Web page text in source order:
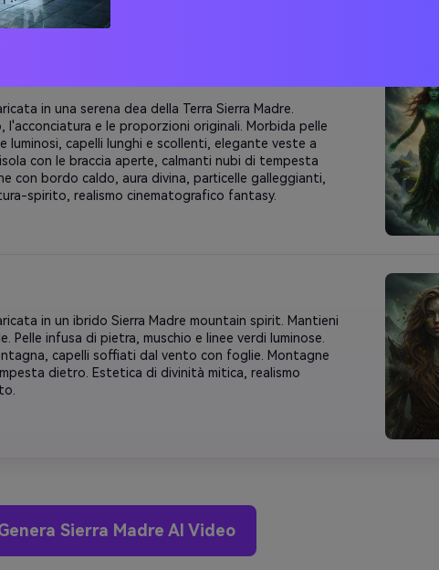
in una serena dea della Terra Sierra Madre.
l'acconciatura e le proporzioni originali. Morbida pelle
luminosi, capelli lunghi e scollenti, elegante veste a
con le braccia aperte, calmanti nubi di tempesta
con bordo caldo, aura divina, particelle galleggianti,
spirito, realismo cinematografico fantasy.
in un ibrido Sierra Madre mountain spirit. Mantieni
infusa di pietra, muschio e linee verdi luminose.
capelli soffiati dal vento con foglie. Montagne
dietro. Estetica di divinità mitica, realismo
Sierra Madre AI Video